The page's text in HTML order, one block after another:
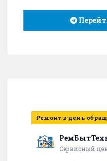
Ремонт в день
Сервисный